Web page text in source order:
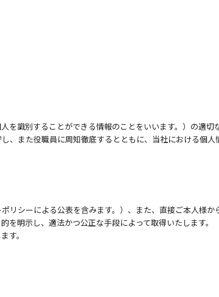
識別することができる情報のことをいいます。）の適切
、また役職員に周知徹底するとともに、当社における個人
リシーによる公表を含みます。）、また、直接ご本人様
明示し、適法かつ公正な手段によって取得いたします。
す。